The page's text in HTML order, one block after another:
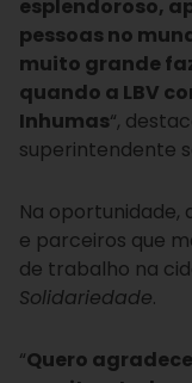
esplendoroso,
pessoas no
muito grande
quando a LBV
Inhumas“,
superintendente
Na oportunidade,
e parceiros que
de trabalho na
Solidariedade.
“Quero